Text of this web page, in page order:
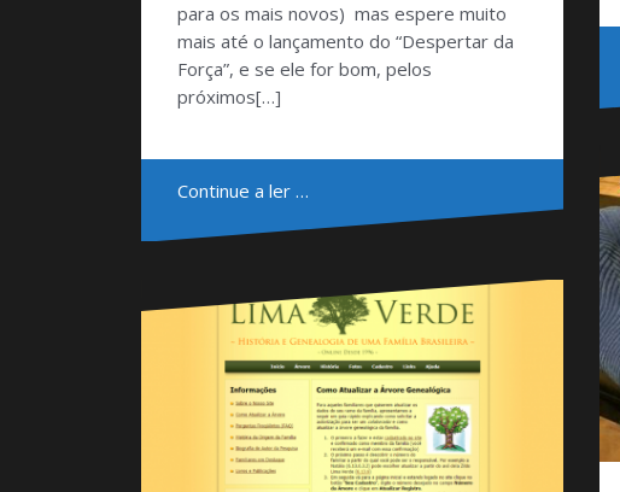
para os mais novos) mas espere muito
mais até o lançamento do “Despertar da
Força”, e se ele for bom, pelos
próximos[…]
Continue a ler …